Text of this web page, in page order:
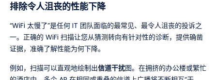
排除令人沮丧的性能下降
“WiFi 太慢了”是任何 IT 团队面临的最常见、最令人沮丧的投诉之
一。正确的 WiFi 扫描让您从猜测转向有针对性的诊断，提供确凿
证据，准确了解性能为何下降。
例如，扫描可以直观地绘制出信道干扰图。在拥挤的办公楼或繁忙